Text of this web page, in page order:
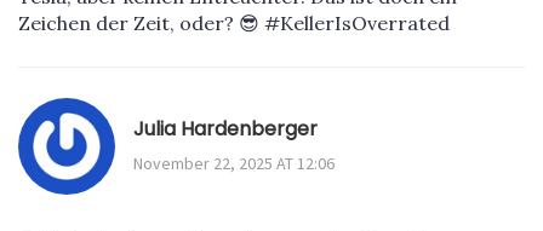
Zeichen der Zeit, oder? 😎 #KellerIsOverrated
Julia Hardenberger
November 22, 2025 AT 12:06